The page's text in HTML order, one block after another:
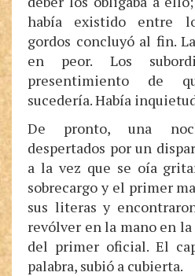
había existido entre
gordos concluyó al fin.
en peor. Los
presentimiento de
sucedería. Había
De pronto, una
despertados por un
a la vez que se oía
sobrecargo y el primer
sus literas y
revólver en la mano en
del primer oficial. El
palabra, subió a cubierta.